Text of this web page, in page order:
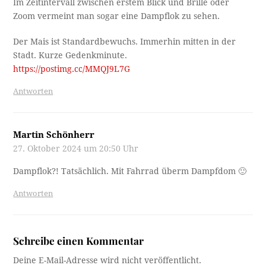
Im Zeitintervall zwischen erstem Blick und Brille oder
Zoom vermeint man sogar eine Dampflok zu sehen.
Der Mais ist Standardbewuchs. Immerhin mitten in der
Stadt. Kurze Gedenkminute.
https://postimg.cc/MMQJ9L7G
Antworten
Martin Schönherr
27. Oktober 2024 um 20:50 Uhr
Dampflok?! Tatsächlich. Mit Fahrrad überm Dampfdom 🙂
Antworten
Schreibe einen Kommentar
Deine E-Mail-Adresse wird nicht veröffentlicht.